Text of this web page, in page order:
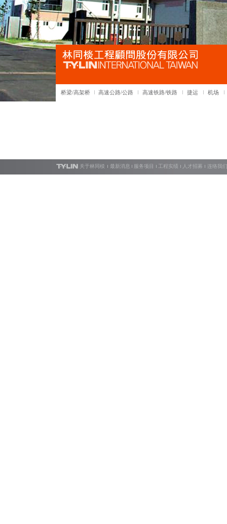
桥梁/高架桥 高速公路/公路 高速铁路/铁路 捷运 机场
关于林同棪 最新消息 服务项目 工程实绩 人才招募 连络我